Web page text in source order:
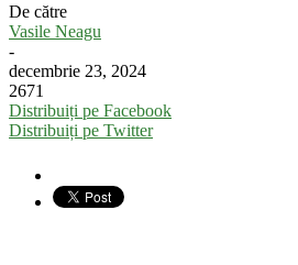
De către
Vasile Neagu
-
decembrie 23, 2024
2671
Distribuiți pe Facebook
Distribuiți pe Twitter